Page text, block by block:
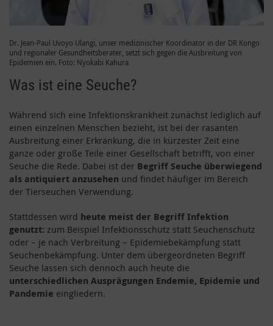
Dr. Jean-Paul Uvoyo Ulangi, unser medizinischer Koordinator in der DR Kongo
und regionaler Gesundheitsberater, setzt sich gegen die Ausbreitung von
Epidemien ein. Foto: Nyokabi Kahura
Was ist eine Seuche?
Während sich eine Infektionskrankheit zunächst lediglich auf
einen einzelnen Menschen bezieht, ist bei der rasanten
Ausbreitung einer Erkrankung, die in kürzester Zeit eine
ganze oder große Teile einer Gesellschaft betrifft, von einer
Seuche die Rede. Dabei ist der Begriff Seuche überwiegend
als antiquiert anzusehen und findet häufiger im Bereich
der Tierseuchen Verwendung.
Stattdessen wird heute meist der Begriff Infektion
genutzt: zum Beispiel Infektionsschutz statt Seuchenschutz
oder – je nach Verbreitung – Epidemiebekämpfung statt
Seuchenbekämpfung. Unter dem übergeordneten Begriff
Seuche lassen sich dennoch auch heute die
unterschiedlichen Ausprägungen Endemie, Epidemie und
Pandemie eingliedern.